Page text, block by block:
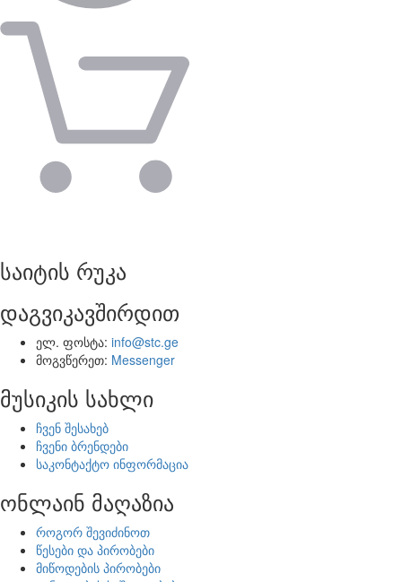
საიტის რუკა
დაგვიკავშირდით
ელ. ფოსტა: info@stc.ge
მოგვწერეთ: Messenger
მუსიკის სახლი
ჩვენ შესახებ
ჩვენი ბრენდები
საკონტაქტო ინფორმაცია
ონლაინ მაღაზია
როგორ შევიძინოთ
წესები და პირობები
მიწოდების პირობები